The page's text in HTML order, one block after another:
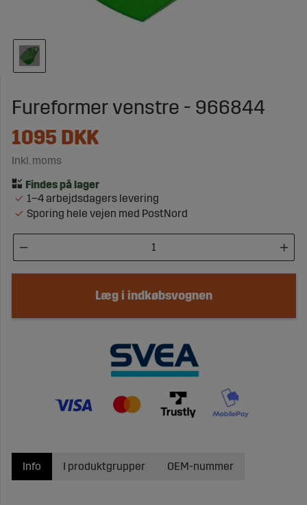
Fureformer venstre - 966844
1095 DKK
Inkl. moms
1–4 arbejdsdagers levering
Sporing hele vejen med PostNord
Læg i indkøbsvognen
Info I produktgrupper OEM-nummer